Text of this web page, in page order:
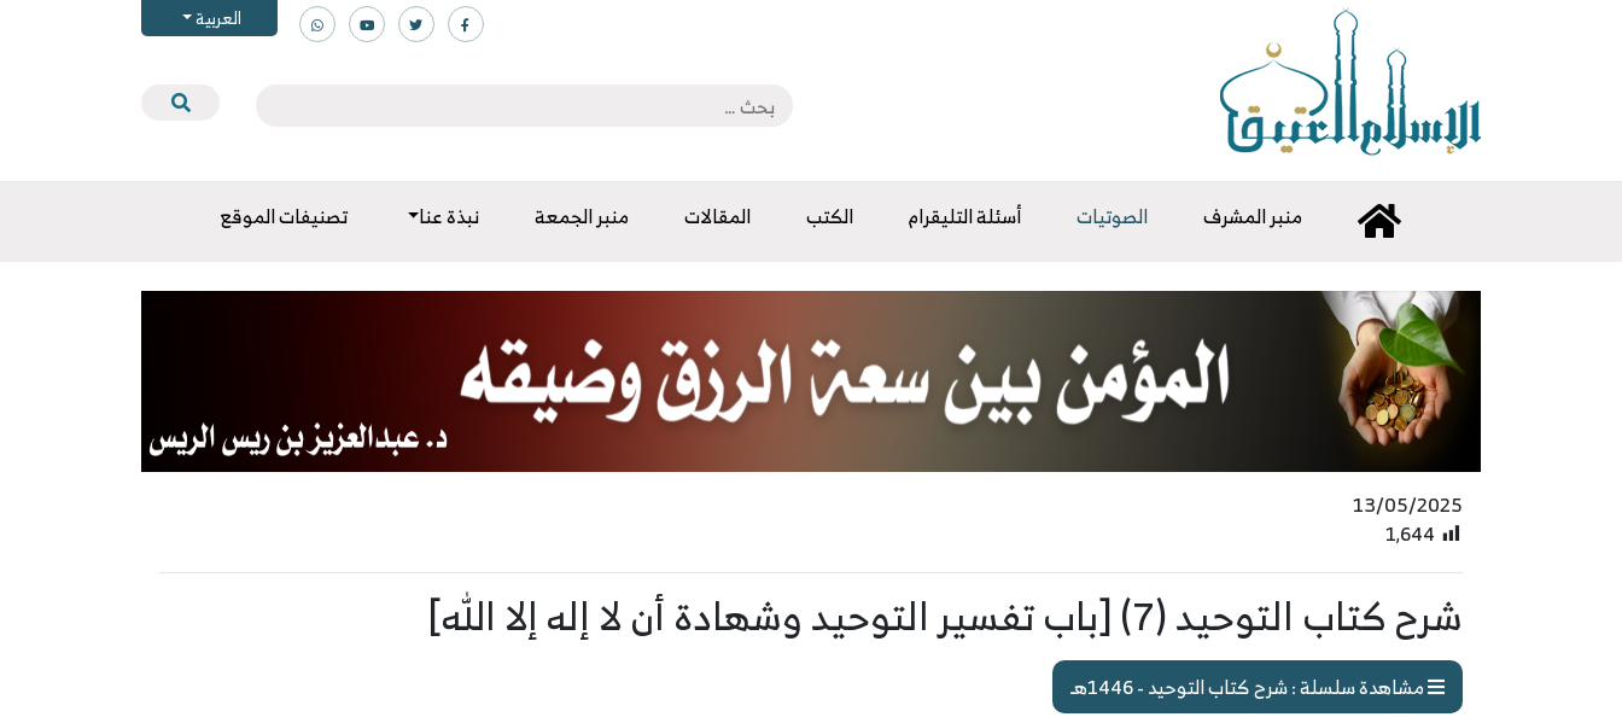
العربية
منبر المشرف الصوتيات أسئلة التليقرام الكتب المقالات منبر الجمعة نبذة عنا تصنيفات الموقع
13/05/2025
1٬644
شرح كتاب التوحيد (7) [باب تفسير التوحيد وشهادة أن لا إله إلا الله]
مشاهدة سلسلة : شرح كتاب التوحيد - 1446هـ